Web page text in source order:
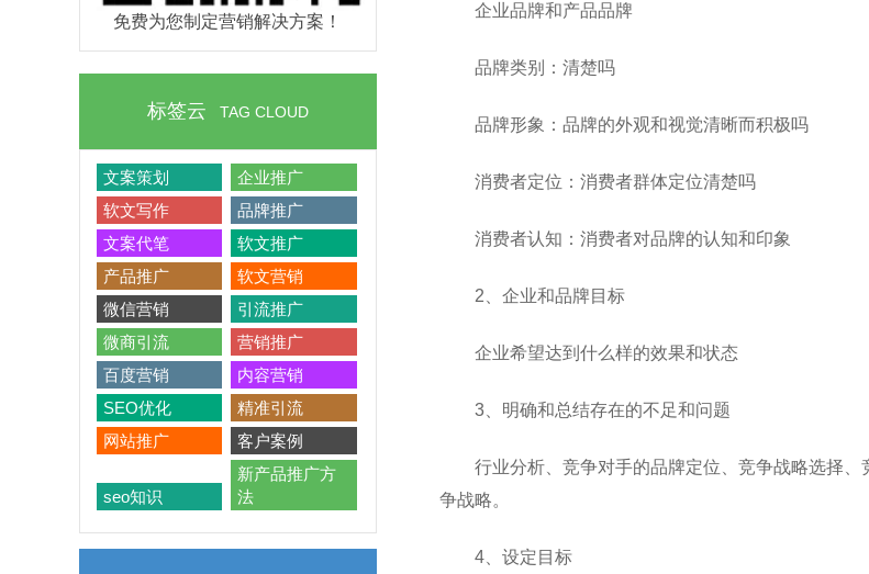
免费为您制定营销解决方案！
标签云 TAG CLOUD
文案策划
企业推广
软文写作
品牌推广
文案代笔
软文推广
产品推广
软文营销
微信营销
引流推广
微商引流
营销推广
百度营销
内容营销
SEO优化
精准引流
网站推广
客户案例
seo知识
新产品推广方
法
企业品牌和产品品牌
品牌类别：清楚吗
品牌形象：品牌的外观和视觉清晰而积极吗
消费者定位：消费者群体定位清楚吗
消费者认知：消费者对品牌的认知和印象
2、企业和品牌目标
企业希望达到什么样的效果和状态
3、明确和总结存在的不足和问题
行业分析、竞争对手的品牌定位、竞争战略选择
争战略。
4、设定目标